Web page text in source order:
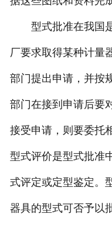
型式批准在我国是
厂要求取得某种计量
部门提出申请，并按
部门在接到申请后要
接受申请，则要委托
型式评价是型式批准
式评定或定型鉴定。
器具的型式可否予以